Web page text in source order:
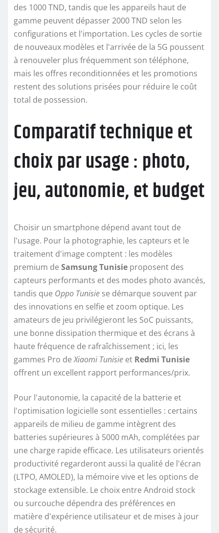
des 1000 TND, tandis que les appareils haut de
gamme peuvent dépasser 2000 TND selon les
configurations et l'importation. Les cycles de sortie
de nouveaux modèles et l'arrivée de la 5G poussent
à renouveler plus fréquemment son téléphone,
mais les offres reconditionnées et les promotions
restent des solutions prisées pour réduire le coût
total de possession.
Comparatif technique et
choix par usage : photo,
jeu, autonomie, et budget
Choisir un smartphone dépend avant tout de
l'usage. Pour la photographie, les capteurs et le
traitement d'image comptent : les modèles
premium de Samsung Tunisie proposent des
capteurs performants et des modes photo avancés,
tandis que Oppo Tunisie se démarque souvent par
des innovations en selfie et zoom optique. Les
amateurs de jeu privilégieront les SoC puissants,
une bonne dissipation thermique et des écrans à
haute fréquence de rafraîchissement ; ici, les
gammes Pro deXiaomi Tunisie et Redmi Tunisie
offrent un excellent rapport performances/prix.
Pour l'autonomie, la capacité de la batterie et
l'optimisation logicielle sont essentielles : certains
appareils de milieu de gamme intègrent des
batteries supérieures à 5000 mAh, complétées par
une charge rapide efficace. Les utilisateurs orientés
productivité regarderont aussi la qualité de l'écran
(LTPO, AMOLED), la mémoire vive et les options de
stockage extensible. Le choix entre Android stock
ou surcouche dépendra des préférences en
matière d'expérience utilisateur et de mises à jour
de sécurité.